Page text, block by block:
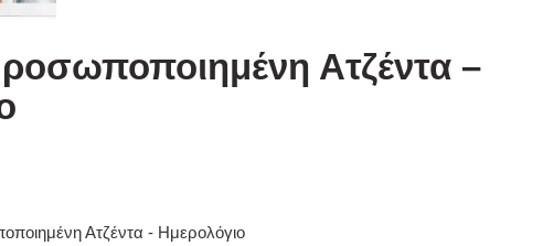
Ατζέντα –
Ατζέντα - Ημερολόγιο